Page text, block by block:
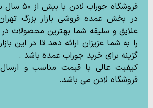
فروشگاه
در بخش عمده فروشی بازار بزرگ
علایق و سلیقه شما بهترین محصولات
را به شما عزیزان ارائه دهد تا در این
گزینه برای خرید جوراب عمده باشد .
کیفیت عالی با قیمت مناسب و
فروشگاه لادن می باشد.